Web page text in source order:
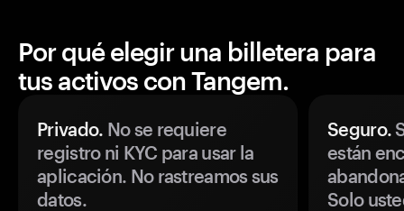
Por qué elegir una billetera para
tus activos con Tangem.
Privado. No se requiere
registro ni KYC para usar la
aplicación. No rastreamos sus
datos.
Seguro.
están
Solo